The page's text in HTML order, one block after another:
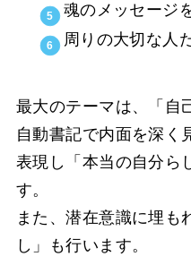
魂のメッセージ
周りの大切な人
最大のテーマは、「自
自動書記で内面を深く
表現し「本当の自分ら
す。
また、潜在意識に埋も
し」も行います。